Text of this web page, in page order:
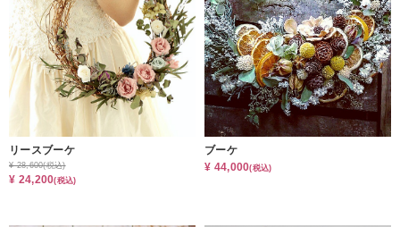
リースブーケ
¥ 28,600(税込)
¥ 24,200(税込)
ブーケ
¥ 44,000(税込)